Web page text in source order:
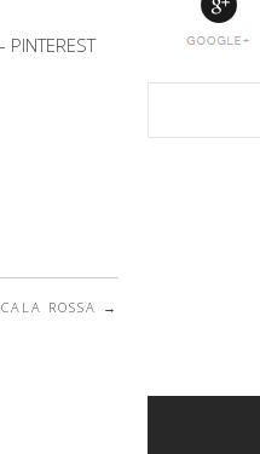
ROSSA →